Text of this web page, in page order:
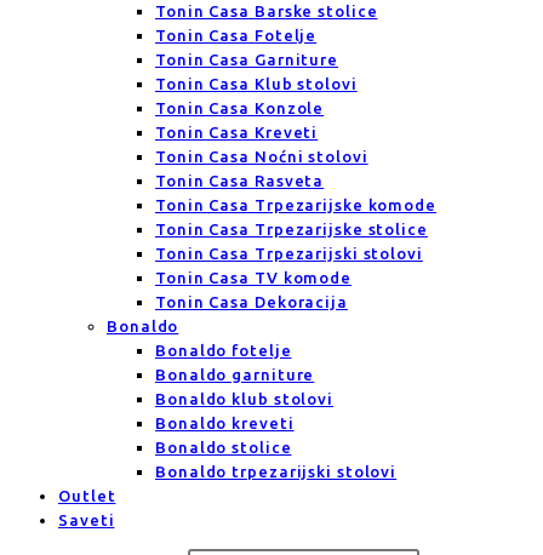
Tonin Casa Barske stolice
Tonin Casa Fotelje
Tonin Casa Garniture
Tonin Casa Klub stolovi
Tonin Casa Konzole
Tonin Casa Kreveti
Tonin Casa Noćni stolovi
Tonin Casa Rasveta
Tonin Casa Trpezarijske komode
Tonin Casa Trpezarijske stolice
Tonin Casa Trpezarijski stolovi
Tonin Casa TV komode
Tonin Casa Dekoracija
Bonaldo
Bonaldo fotelje
Bonaldo garniture
Bonaldo klub stolovi
Bonaldo kreveti
Bonaldo stolice
Bonaldo trpezarijski stolovi
Outlet
Saveti